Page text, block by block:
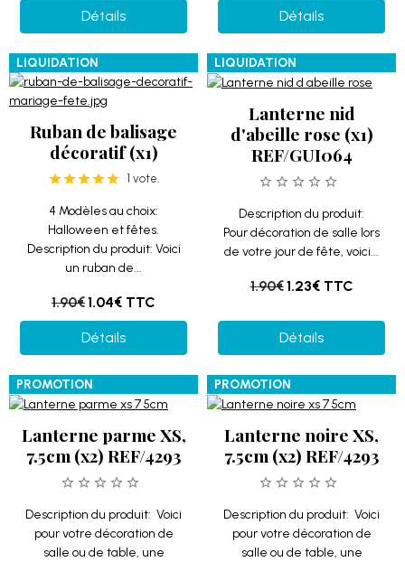
Détails Détails
LIQUIDATION
Ruban de balisage
décoratif (x1)
1 vote.
4 Modèles au choix:
Halloween et fêtes.
Description du produit: Voici
un ruban de...
1.90€1.04€ TTC
Détails
LIQUIDATION
Lanterne nid
d'abeille rose (x1)
REF/GUI064
Description du produit:
Pour décoration de salle lors
de votre jour de fête, voici...
1.90€1.23€ TTC
Détails
PROMOTION
Lanterne parme XS,
7.5cm (x2) REF/4293
Description du produit: Voici
pour votre décoration de
salle ou de table, une
PROMOTION
Lanterne noire XS,
7.5cm (x2) REF/4293
Description du produit: Voici
pour votre décoration de
salle ou de table, une